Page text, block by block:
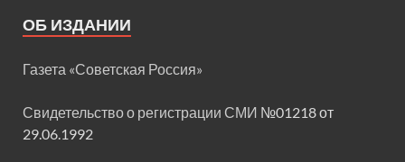
ОБ ИЗДАНИИ
Газета «Советская Россия»
Свидетельство о регистрации СМИ №01218 от
29.06.1992